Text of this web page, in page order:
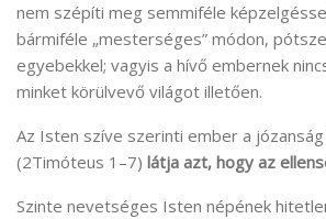
nem szépíti meg semmiféle
bármiféle „mesterséges” módon,
egyebekkel; vagyis a hívő embernek
minket körülvevő világot illetően.
Az Isten szíve szerinti ember a
(2Timóteus 1–7) látja azt, hogy az
Szinte nevetséges Isten népének